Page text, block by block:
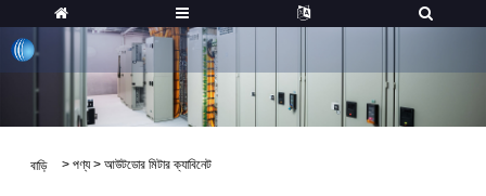
বাড়ি > পণ্য > আউটডোর মিটার ক্যাবিনেট